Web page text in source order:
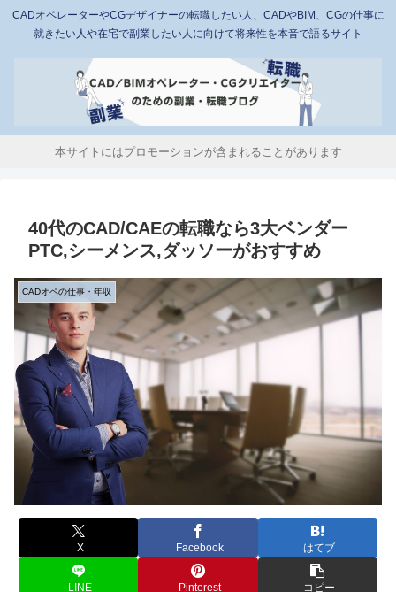
CADオペレーターやCGデザイナーの転職したい人、CADやBIM、CGの仕事に
就きたい人や在宅で副業したい人に向けて将来性を本音で語るサイト
本サイトにはプロモーションが含まれることがあります
40代のCAD/CAEの転職なら3大ベンダー
PTC,シーメンス,ダッソーがおすすめ
CADオペの仕事・年収
X Facebook はてブ
LINE Pinterest コピー